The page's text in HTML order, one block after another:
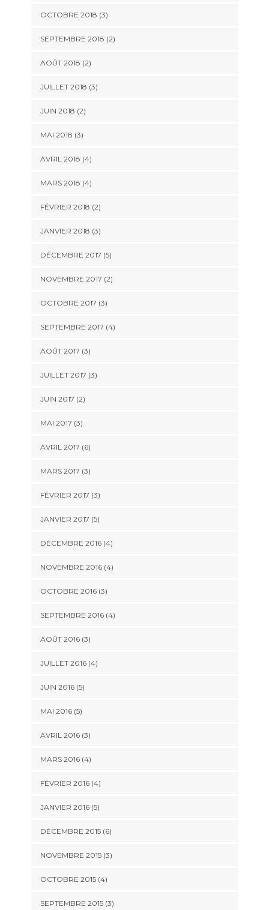
OCTOBRE 2018 (3)
SEPTEMBRE 2018 (2)
AOÛT 2018 (2)
JUILLET 2018 (3)
JUIN 2018 (2)
MAI 2018 (3)
AVRIL 2018 (4)
MARS 2018 (4)
FÉVRIER 2018 (2)
JANVIER 2018 (3)
DÉCEMBRE 2017 (5)
NOVEMBRE 2017 (2)
OCTOBRE 2017 (3)
SEPTEMBRE 2017 (4)
AOÛT 2017 (3)
JUILLET 2017 (3)
JUIN 2017 (2)
MAI 2017 (3)
AVRIL 2017 (6)
MARS 2017 (3)
FÉVRIER 2017 (3)
JANVIER 2017 (5)
DÉCEMBRE 2016(4)
NOVEMBRE 2016(4)
OCTOBRE 2016(3)
SEPTEMBRE 2016(4)
AOÛT 2016(3)
JUILLET 2016(4)
JUIN 2016(5)
MAI 2016(5)
AVRIL 2016(3)
MARS 2016(4)
FÉVRIER 2016(4)
JANVIER 2016(5)
DÉCEMBRE 2015(6)
NOVEMBRE 2015(3)
OCTOBRE 2015(4)
SEPTEMBRE 2015(3)